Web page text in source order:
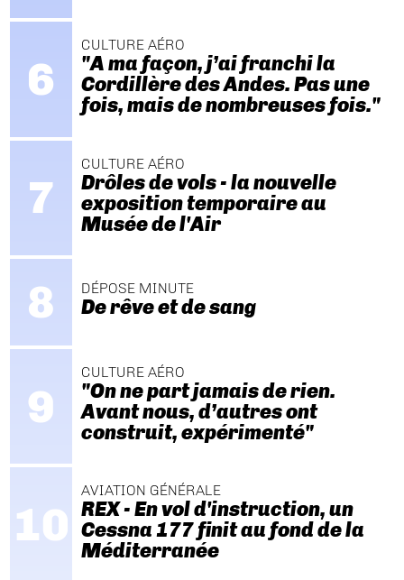
CULTURE AÉRO
"A ma façon, j’ai franchi la
Cordillère des Andes. Pas une
fois, mais de nombreuses fois."
CULTURE AÉRO
Drôles de vols - la nouvelle
exposition temporaire au
Musée de l'Air
DÉPOSE MINUTE
De rêve et de sang
CULTURE AÉRO
"On ne part jamais de rien.
Avant nous, d’autres ont
construit, expérimenté"
AVIATION GÉNÉRALE
REX - En vol d'instruction, un
Cessna 177 finit au fond de la
Méditerranée